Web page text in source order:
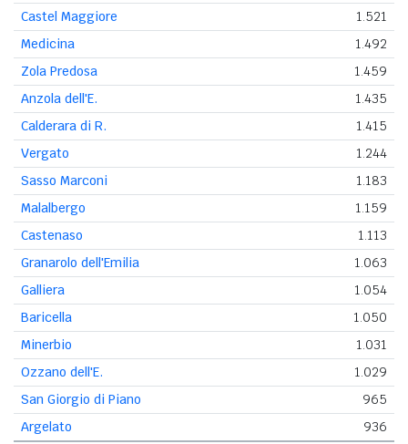
Castel Maggiore
1.521
Medicina
1.492
Zola Predosa
1.459
Anzola dell'E.
1.435
Calderara di R.
1.415
Vergato
1.244
Sasso Marconi
1.183
Malalbergo
1.159
Castenaso
1.113
Granarolo dell'Emilia
1.063
Galliera
1.054
Baricella
1.050
Minerbio
1.031
Ozzano dell'E.
1.029
San Giorgio di Piano
965
Argelato
936